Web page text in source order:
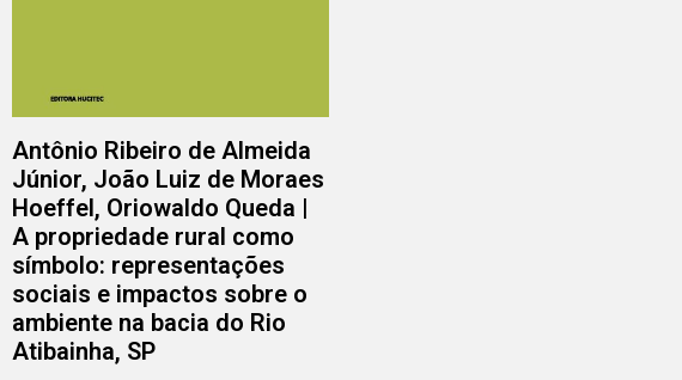
Antônio Ribeiro de Almeida
Júnior, João Luiz de Moraes
Hoeffel, Oriowaldo Queda |
A propriedade rural como
símbolo: representações
sociais e impactos sobre o
ambiente na bacia do Rio
Atibainha, SP